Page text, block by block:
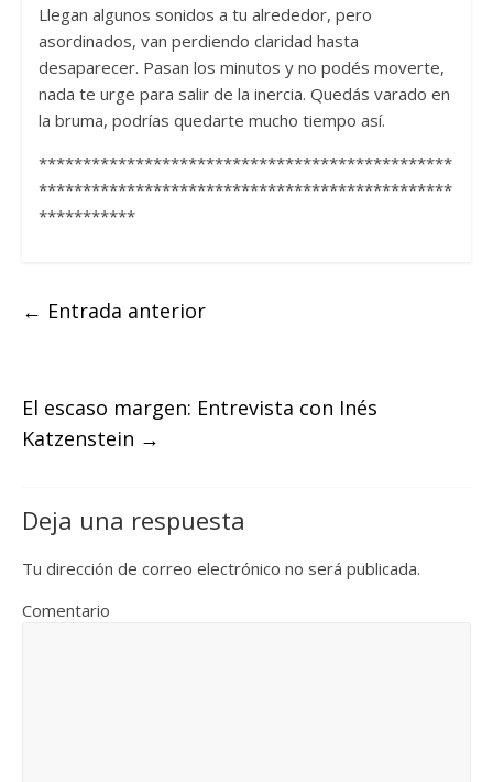
Llegan algunos sonidos a tu alrededor, pero
asordinados, van perdiendo claridad hasta
desaparecer. Pasan los minutos y no podés moverte,
nada te urge para salir de la inercia. Quedás varado en
la bruma, podrías quedarte mucho tiempo así.
***********************************************
***********************************************
***********
← Entrada anterior
El escaso margen: Entrevista con Inés
Katzenstein →
Deja una respuesta
Tu dirección de correo electrónico no será publicada.
Comentario